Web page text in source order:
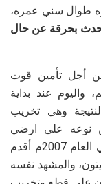
طوال سني عمره،
بحرقة عن حال
أجل تأمين قوت
واليوم عند بداية
وهي تخريب
من نوعه على ارضي
الزراعية وعلى أشجار الزيتون فيها، حيث في العام 2007م أقدم
وتخريب 45 شجرة زيتون، والمشهد نفسه